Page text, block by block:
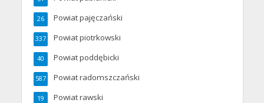
Powiat pajęczański
26
Powiat piotrkowski
337
Powiat poddębicki
40
Powiat radomszczański
587
Powiat rawski
19